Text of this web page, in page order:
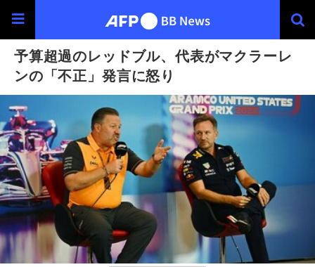
予算超過のレッドブル、代表がマクラーレ
ンの「不正」発言に怒り